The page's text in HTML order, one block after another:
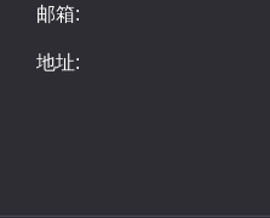
邮箱:
地址: